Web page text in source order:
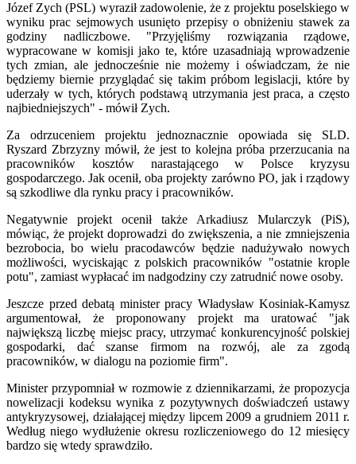
Józef Zych (PSL) wyraził zadowolenie, że z projektu poselskiego w
wyniku prac sejmowych usunięto przepisy o obniżeniu stawek za
godziny nadliczbowe. "Przyjęliśmy rozwiązania rządowe,
wypracowane w komisji jako te, które uzasadniają wprowadzenie
tych zmian, ale jednocześnie nie możemy i oświadczam, że nie
będziemy biernie przyglądać się takim próbom legislacji, które by
uderzały w tych, których podstawą utrzymania jest praca, a często
najbiedniejszych" - mówił Zych.
Za odrzuceniem projektu jednoznacznie opowiada się SLD.
Ryszard Zbrzyzny mówił, że jest to kolejna próba przerzucania na
pracowników kosztów narastającego w Polsce kryzysu
gospodarczego. Jak ocenił, oba projekty zarówno PO, jak i rządowy
są szkodliwe dla rynku pracy i pracowników.
Negatywnie projekt ocenił także Arkadiusz Mularczyk (PiS),
mówiąc, że projekt doprowadzi do zwiększenia, a nie zmniejszenia
bezrobocia, bo wielu pracodawców będzie nadużywało nowych
możliwości, wyciskając z polskich pracowników "ostatnie krople
potu", zamiast wypłacać im nadgodziny czy zatrudnić nowe osoby.
Jeszcze przed debatą minister pracy Władysław Kosiniak-Kamysz
argumentował, że proponowany projekt ma uratować "jak
największą liczbę miejsc pracy, utrzymać konkurencyjność polskiej
gospodarki, dać szanse firmom na rozwój, ale za zgodą
pracowników, w dialogu na poziomie firm".
Minister przypomniał w rozmowie z dziennikarzami, że propozycja
nowelizacji kodeksu wynika z pozytywnych doświadczeń ustawy
antykryzysowej, działającej między lipcem 2009 a grudniem 2011 r.
Według niego wydłużenie okresu rozliczeniowego do 12 miesięcy
bardzo się wtedy sprawdziło.